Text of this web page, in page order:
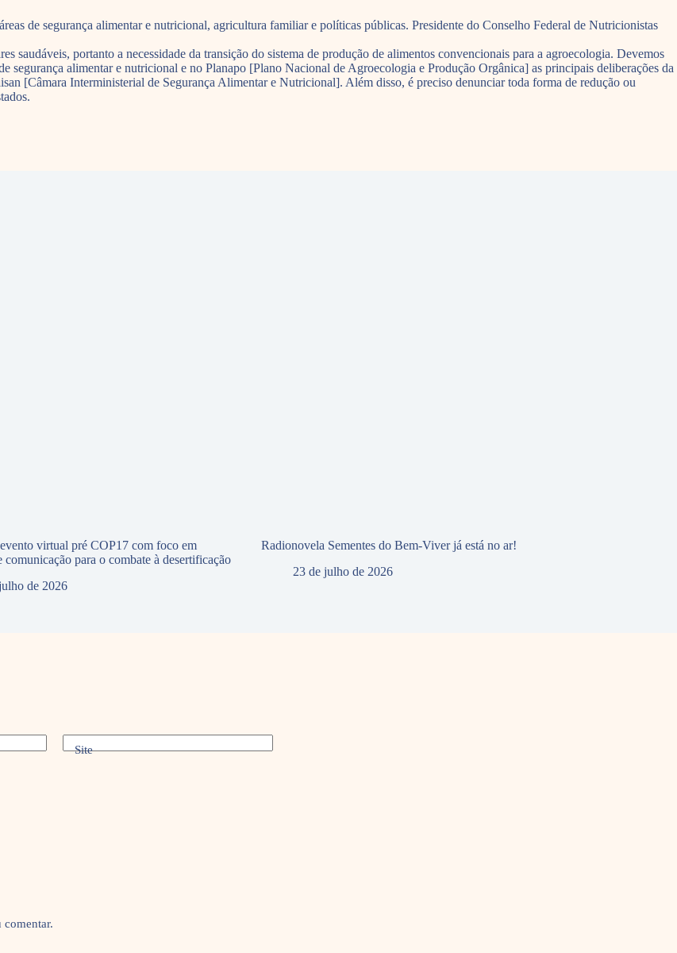
de segurança alimentar e nutricional, agricultura familiar e políticas públicas. Presidente do Conselho Federal de Nutricionistas
saudáveis, portanto a necessidade da transição do sistema de produção de alimentos convencionais para a agroecologia. Devemos
segurança alimentar e nutricional e no Planapo [Plano Nacional de Agroecologia e Produção Orgânica] as principais deliberações da
[Câmara Interministerial de Segurança Alimentar e Nutricional]. Além disso, é preciso denunciar toda forma de redução ou
virtual pré COP17 com foco em
comunicação para o combate à desertificação
de 2026
Radionovela Sementes do Bem-Viver já está no ar!
23 de julho de 2026
Site
comentar.